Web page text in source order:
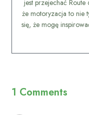
jest przejechać
że motoryzacja to nie
się, że mogę
1 Comments